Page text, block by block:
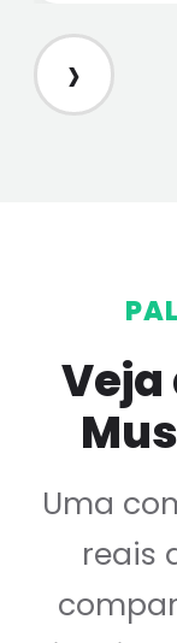
›
Veja
Uma
reais